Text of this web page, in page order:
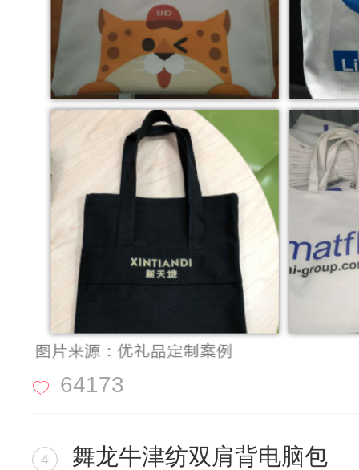
64173
4 舞龙牛津纺双肩背电脑包